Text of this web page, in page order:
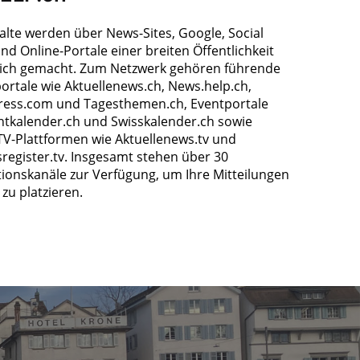
werden über News-Sites, Google, Social
Online-Portale einer breiten Öffentlichkeit
gemacht. Zum Netzwerk gehören führende
wie Aktuellenews.ch, News.help.ch,
und Tagesthemen.ch, Eventportale
und Swisskalender.ch sowie
Plattformen wie Aktuellenews.tv und
Insgesamt stehen über 30
zur Verfügung, um Ihre Mitteilungen
platzieren.